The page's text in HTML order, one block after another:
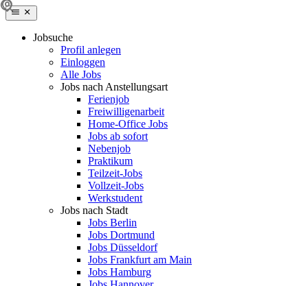
Jobsuche
Profil anlegen
Einloggen
Alle Jobs
Jobs nach Anstellungsart
Ferienjob
Freiwilligenarbeit
Home-Office Jobs
Jobs ab sofort
Nebenjob
Praktikum
Teilzeit-Jobs
Vollzeit-Jobs
Werkstudent
Jobs nach Stadt
Jobs Berlin
Jobs Dortmund
Jobs Düsseldorf
Jobs Frankfurt am Main
Jobs Hamburg